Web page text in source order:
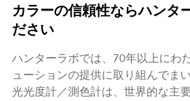
カラーの信頼性ならハンタ
ださい
ハンターラボでは、70年以上にわ
ューションの提供に取り組んでま
光光度計／測色計は、世界的な主